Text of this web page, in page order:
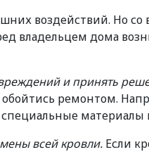
воздействий. Но
владельцем дома
и принять
обойтись ремонтом.
материалы
всей кровли. Если